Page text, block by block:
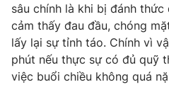
sâu chính là khi bị đánh
cảm thấy đau đầu, chóng
lấy lại sự tỉnh táo. Chính vì
phút nếu thực sự có đủ quỹ
việc buổi chiều không quá